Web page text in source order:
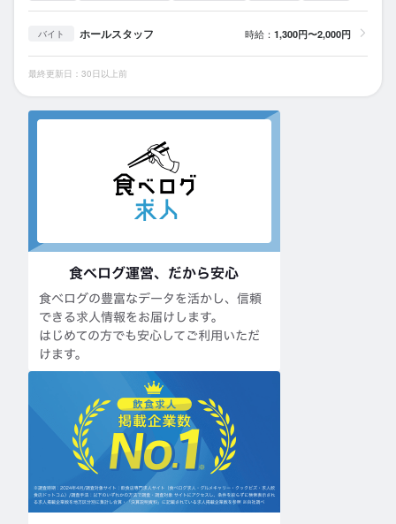
バイト ホールスタッフ 時給： 1,300円〜2,000円
最終更新日：30日以上前